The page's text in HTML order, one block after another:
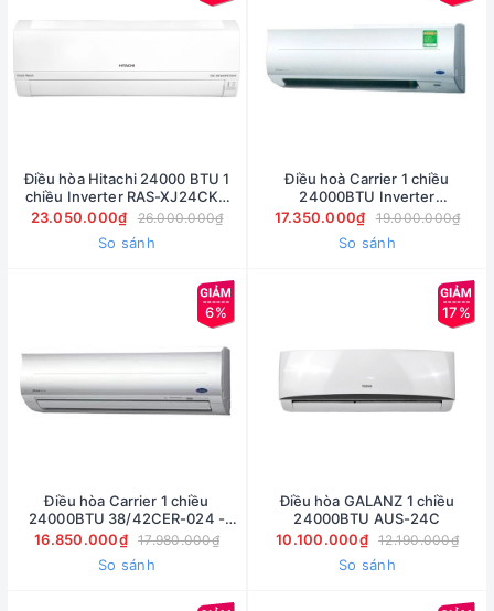
Điều hòa Hitachi 24000 BTU 1
chiều Inverter RAS-XJ24CKV
gas R-32
23.050.000₫ 26.000.000₫
So sánh
Điều hoà Carrier 1 chiều
24000BTU Inverter
38/42GCVBE024 - Tặng công
lắp đặt
17.350.000₫ 19.000.000₫
So sánh
6%
Điều hòa Carrier 1 chiều
24000BTU 38/42CER-024 -
Tặng công lắp đặt
16.850.000₫ 17.980.000₫
So sánh
17%
Điều hòa GALANZ 1 chiều
24000BTU AUS-24C
10.100.000₫
12.190.000₫
So sánh